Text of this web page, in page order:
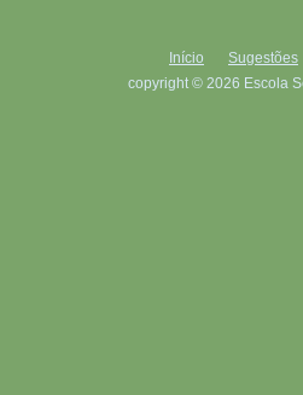
Início
Sugestões
copyright © 2026 Escola